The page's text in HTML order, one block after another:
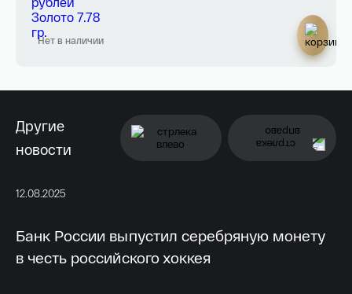
Нет в наличии
Другие
новости
12.08.2025
Банк России выпустил серебряную монету
в честь российского хоккея